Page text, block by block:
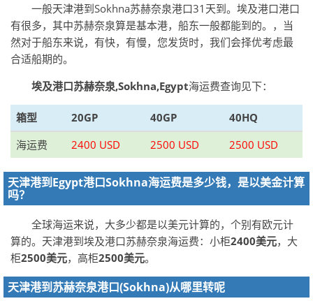
一般天津港到Sokhna苏赫奈泉港口31天到。埃及港口港口
有很多，其中苏赫奈泉算是基本港，船东一般都能到的。，当
然对于船东来说，有快，有慢，您发货时，我们会择优考虑最
合适船期的。
埃及港口苏赫奈泉,Sokhna,Egypt海运费查询见下：
箱型 20GP 40GP
40HQ
海运费
2400 USD 2500 USD 2500 USD
天津港到Egypt港口Sokhna海运费是多少钱，是以美金计算
吗？
全球海运来说，大多少都是以美元计算的，个别有欧元计
算的。天津港到埃及港口苏赫奈泉海运费：小柜2400美元，大
柜2500美元，高柜2500美元。
天津港到苏赫奈泉港口(Sokhna)从哪里转呢